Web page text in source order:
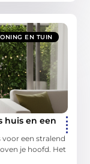
EN TUIN
huis en een
een stralend
je hoofd. Het